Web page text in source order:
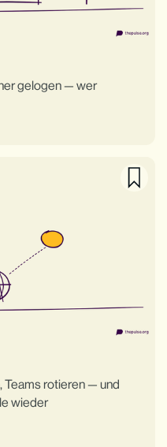
gelogen — wer
Teams rotieren — und
wieder